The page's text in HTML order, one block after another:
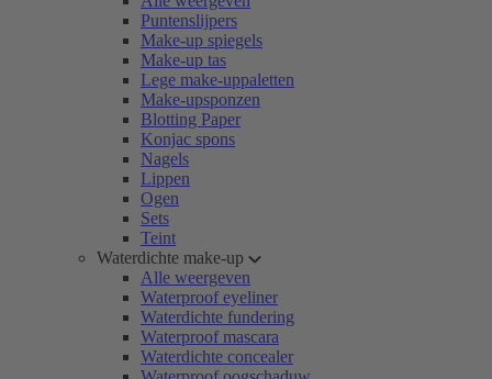
Puntenslijpers
Make-up spiegels
Make-up tas
Lege make-uppaletten
Make-upsponzen
Blotting Paper
Konjac spons
Nagels
Lippen
Ogen
Sets
Teint
Waterdichte make-up
Alle weergeven
Waterproof eyeliner
Waterdichte fundering
Waterproof mascara
Waterdichte concealer